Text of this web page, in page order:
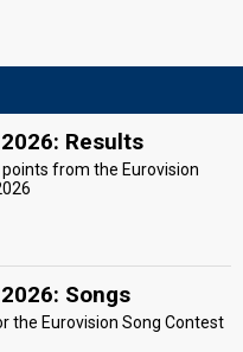
Results
from the Eurovision
Songs
the Eurovision Song Contest